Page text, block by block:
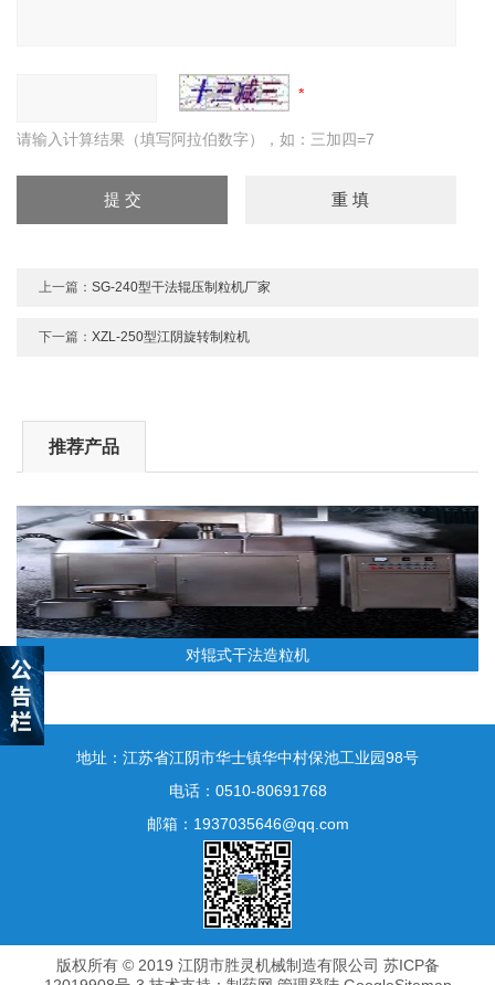
请输入计算结果（填写阿拉伯数字），如：三加四=7
上一篇：SG-240型干法辊压制粒机厂家
下一篇：XZL-250型江阴旋转制粒机
推荐产品
对辊式干法造粒机
干法造粒机
地址：江苏省江阴市华士镇华中村保池工业园98号
电话：0510-80691768
邮箱：1937035646@qq.com
版权所有 © 2019 江阴市胜灵机械制造有限公司 苏ICP备